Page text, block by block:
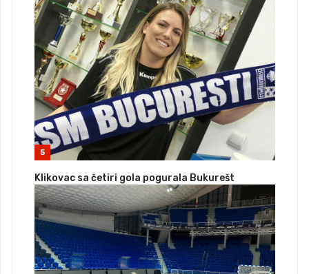
5
Klikovac sa četiri gola pogurala Bukurešt